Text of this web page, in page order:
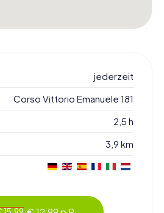
jederzeit
Corso Vittorio Emanuele 181
2,5 h
3,9 km